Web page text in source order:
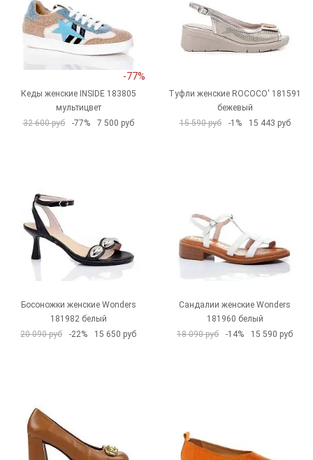
-77%
Кеды женские INSIDE 183805
мультицвет
32 600 руб
-77% 7 500 руб
Туфли женские ROCOCO' 181591
бежевый
15 590 руб
-1% 15 443 руб
Босоножки женские Wonders
181982 белый
20 090 руб
-22% 15 650 руб
Сандалии женские Wonders
181960 белый
18 090 руб
-14% 15 590 руб